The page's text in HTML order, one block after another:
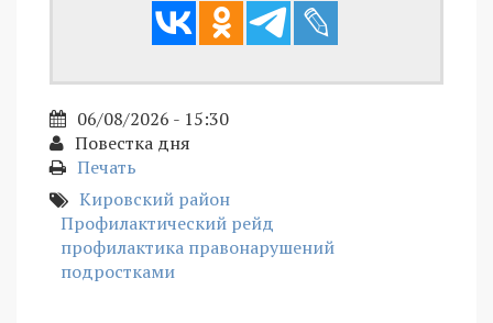
06/08/2026 - 15:30
Повестка дня
Печать
Кировский район
Профилактический рейд
профилактика правонарушений
подростками